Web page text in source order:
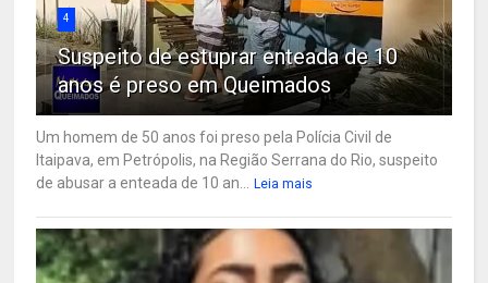
4
Suspeito de estuprar enteada de 10
anos é preso em Queimados
Um homem de 50 anos foi preso pela Polícia Civil de
Itaipava, em Petrópolis, na Região Serrana do Rio, suspeito
de abusar a enteada de 10 an...
Leia mais